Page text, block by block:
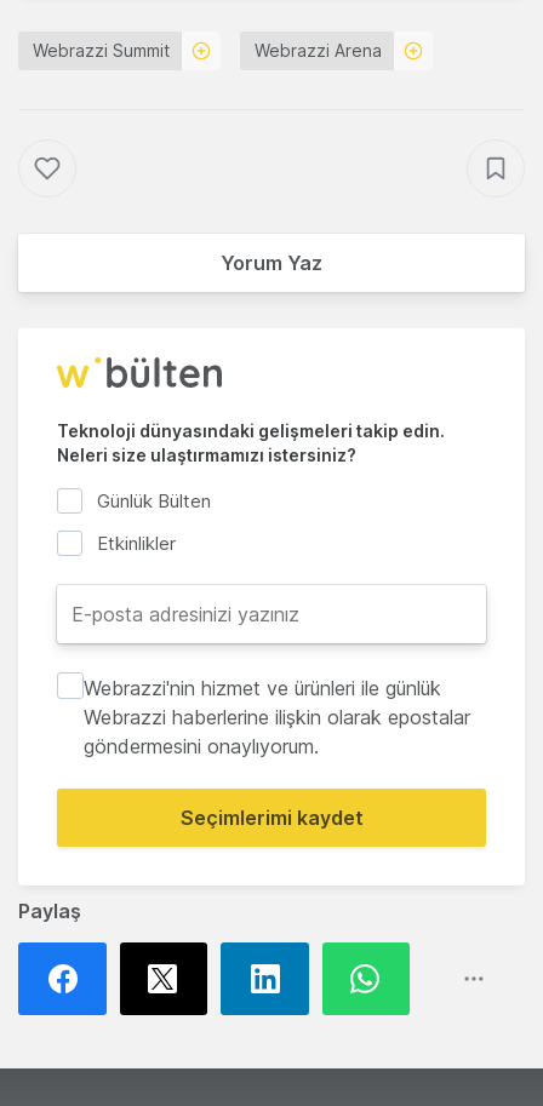
Paylaş
Webrazzi Summit Webrazzi Arena
Yorum Yaz
Teknoloji dünyasındaki gelişmeleri takip edin.
Neleri size ulaştırmamızı istersiniz?
Günlük Bülten
Etkinlikler
Webrazzi'nin hizmet ve ürünleri ile günlük
Webrazzi haberlerine ilişkin olarak epostalar
göndermesini onaylıyorum.
Seçimlerimi kaydet